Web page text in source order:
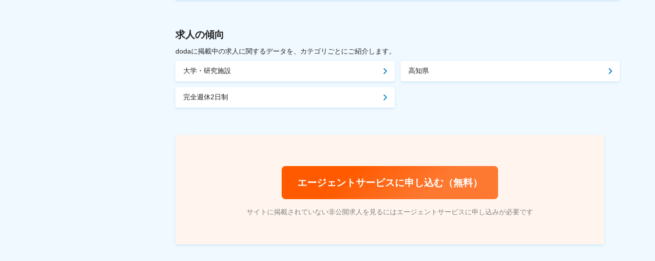
求人の傾向
dodaに掲載中の求人に関するデータを、カテゴリごとにご紹介します。
大学・研究施設 高知県
完全週休2日制
エージェントサービスに申し込む（無料）
サイトに掲載されていない非公開求人を見るにはエージェントサービスに申し込みが必要です